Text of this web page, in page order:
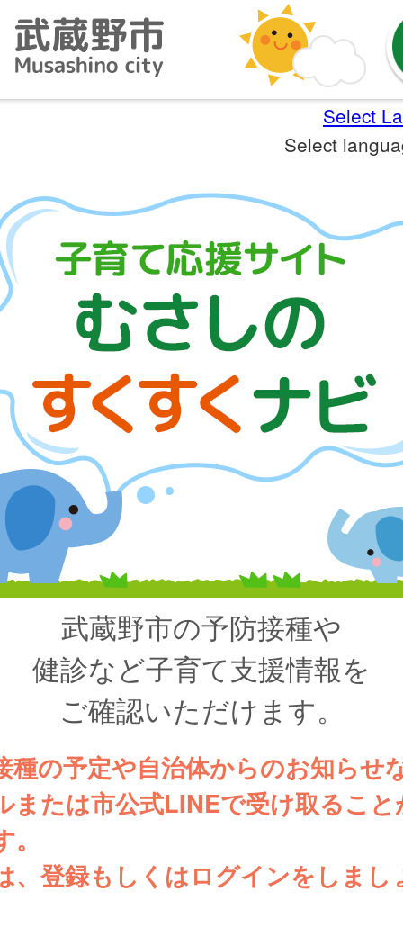
Select
Select
武蔵野市の予防接種や
健診など子育て支援情報を
ご確認いただけます。
種の予定や自治体からのお知らせ
または市公式LINEで受け取ること
、登録もしくはログインをしまし